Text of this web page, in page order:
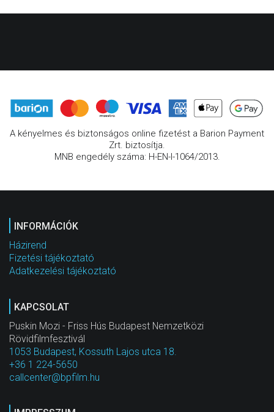
A kényelmes és biztonságos online fizetést a Barion Payment
Zrt. biztosítja.
MNB engedély száma: H-EN-I-1064/2013.
INFORMÁCIÓK
Házirend
Fizetési tájékoztató
Adatkezelési tájékoztató
KAPCSOLAT
Puskin Mozi - Friss Hús Budapest Nemzetközi
Rövidfilmfesztivál
1053 Budapest, Kossuth Lajos utca 18.
+36 1 224-5650
callcenter@bpfilm.hu